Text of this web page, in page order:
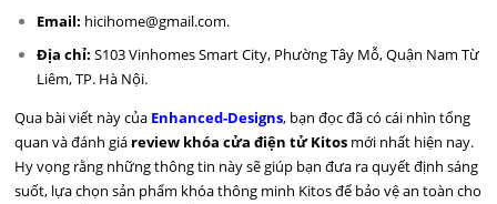
Email: hicihome@gmail.com.
Địa chỉ:S103 Vinhomes Smart City, Phường Tây Mỗ, Quận Nam Từ
Liêm, TP. Hà Nội.
Qua bài viết này của Enhanced-Designs, bạn đọc đã có cái nhìn tổng
quan và đánh giá review khóa cửa điện tử Kitos mới nhất hiện nay.
Hy vọng rằng những thông tin này sẽ giúp bạn đưa ra quyết định sáng
suốt, lựa chọn sản phẩm khóa thông minh Kitos để bảo vệ an toàn cho